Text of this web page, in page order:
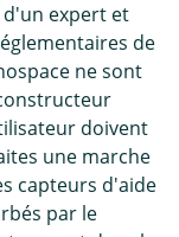
expert et
de
ne sont
doivent
une marche
capteurs d'aide
par le